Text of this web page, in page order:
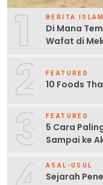
1 BERITA ISLAM
Di Mana
Wafat di
2 FEATURED
10 Foods
3 FEATURED
5 Cara
Sampai ke
ASAL-USUL
Sejarah